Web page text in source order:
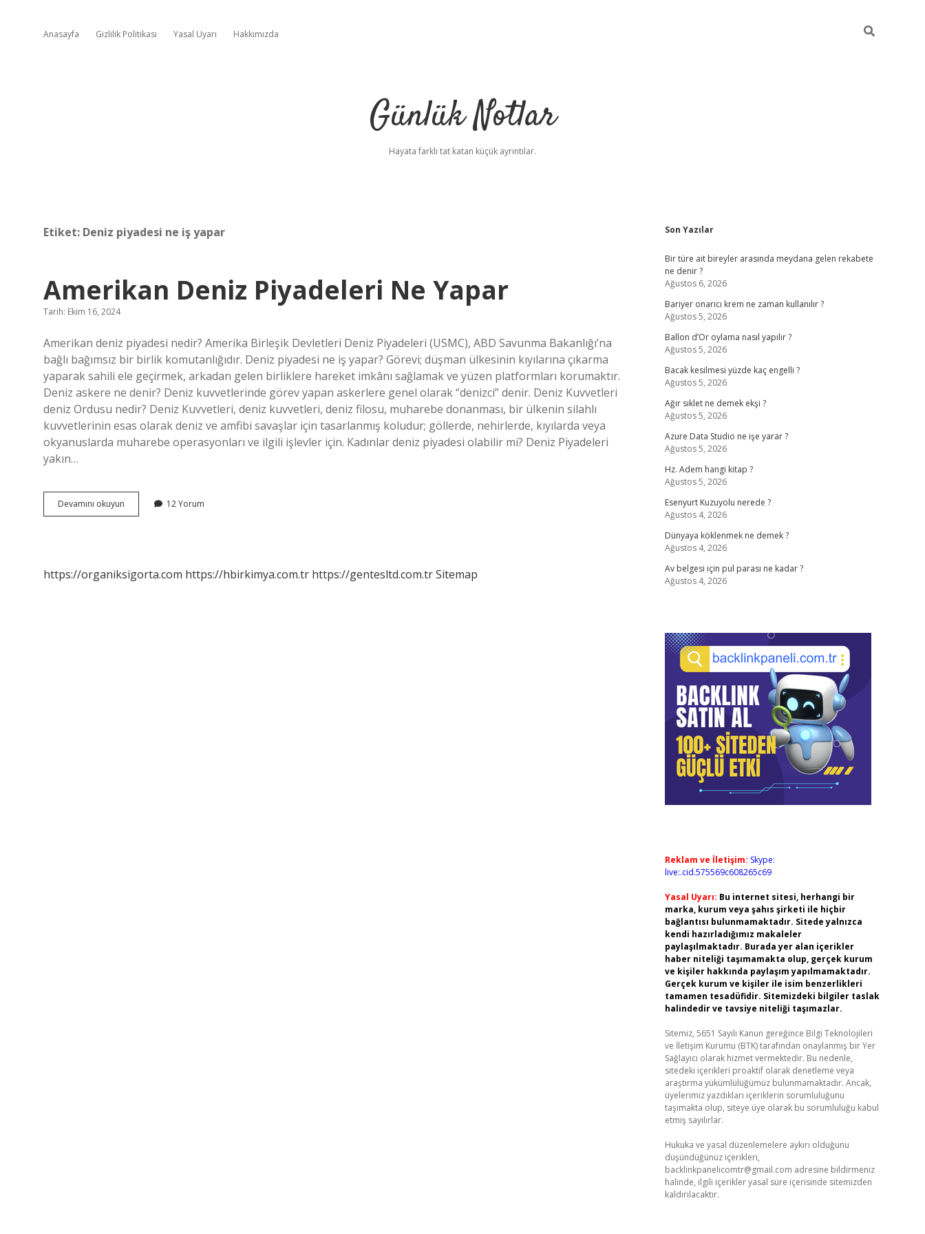
Anasayfa Gizlilik Politikası Yasal Uyarı Hakkımızda
Günlük Notlar
Hayata farklı tat katan küçük ayrıntılar.
Etiket: Deniz piyadesi ne iş yapar
Amerikan Deniz Piyadeleri Ne Yapar
Tarih: Ekim 16, 2024
Amerikan deniz piyadesi nedir? Amerika Birleşik Devletleri Deniz Piyadeleri (USMC), ABD Savunma Bakanlığı’na
bağlı bağımsız bir birlik komutanlığıdır. Deniz piyadesi ne iş yapar? Görevi; düşman ülkesinin kıyılarına çıkarma
yaparak sahili ele geçirmek, arkadan gelen birliklere hareket imkânı sağlamak ve yüzen platformları korumaktır.
Deniz askere ne denir? Deniz kuvvetlerinde görev yapan askerlere genel olarak “denizci” denir. Deniz Kuvvetleri
deniz Ordusu nedir? Deniz Kuvvetleri, deniz kuvvetleri, deniz filosu, muharebe donanması, bir ülkenin silahlı
kuvvetlerinin esas olarak deniz ve amfibi savaşlar için tasarlanmış koludur; göllerde, nehirlerde, kıyılarda veya
okyanuslarda muharebe operasyonları ve ilgili işlevler için. Kadınlar deniz piyadesi olabilir mi? Deniz Piyadeleri
yakın…
Devamını okuyun Amerikan
Deniz
12 Yorum
https://organiksigorta.com https://hbirkimya.com.tr https://gentesltd.com.trSitemap
Sidebar
Son Yazılar
Bir türe ait bireyler arasında meydana gelen rekabete
ne denir ?
Ağustos 6, 2026
Bariyer onarıcı krem ne zaman kullanılır ?
Ağustos 5, 2026
Ballon d’Or oylama nasıl yapılır ?
Ağustos 5, 2026
Bacak kesilmesi yüzde kaç engelli ?
Ağustos 5, 2026
Ağır sıklet ne demek ekşi ?
Ağustos 5, 2026
Azure Data Studio ne işe yarar ?
Ağustos 5, 2026
Hz. Adem hangi kitap ?
Ağustos 5, 2026
Esenyurt Kuzuyolu nerede ?
Ağustos 4, 2026
Dünyaya köklenmek ne demek ?
Ağustos 4, 2026
Av belgesi için pul parası ne kadar ?
Ağustos 4, 2026
Reklam ve İletişim: Skype:
live:.cid.575569c608265c69
Yasal Uyarı: Bu internet sitesi, herhangi bir
marka, kurum veya şahıs şirketi ile hiçbir
bağlantısı bulunmamaktadır. Sitede yalnızca
kendi hazırladığımız makaleler
paylaşılmaktadır. Burada yer alan içerikler
haber niteliği taşımamakta olup, gerçek kurum
ve kişiler hakkında paylaşım yapılmamaktadır.
Gerçek kurum ve kişiler ile isim benzerlikleri
tamamen tesadüfidir. Sitemizdeki bilgiler taslak
halindedir ve tavsiye niteliği taşımazlar.
Sitemiz, 5651 Sayılı Kanun gereğince Bilgi Teknolojileri
ve İletişim Kurumu (BTK) tarafından onaylanmış bir Yer
Sağlayıcı olarak hizmet vermektedir. Bu nedenle,
sitedeki içerikleri proaktif olarak denetleme veya
araştırma yükümlülüğümüz bulunmamaktadır. Ancak,
üyelerimiz yazdıkları içeriklerin sorumluluğunu
taşımakta olup, siteye üye olarak bu sorumluluğu kabul
etmiş sayılırlar.
Hukuka ve yasal düzenlemelere aykırı olduğunu
düşündüğünüz içerikleri,
backlinkpanelicomtr@gmail.com adresine bildirmeniz
halinde, ilgili içerikler yasal süre içerisinde sitemizden
kaldırılacaktır.